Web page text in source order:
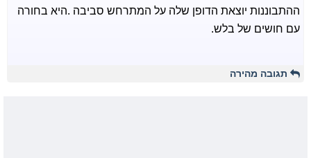
ההתבוננות יוצאת הדופן שלה על המתרחש סביבה .היא בחורה
עם חושים של בלש.
תגובה מהירה